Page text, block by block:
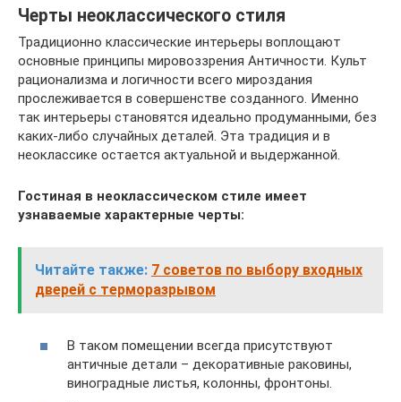
Черты неоклассического стиля
Традиционно классические интерьеры воплощают
основные принципы мировоззрения Античности. Культ
рационализма и логичности всего мироздания
прослеживается в совершенстве созданного. Именно
так интерьеры становятся идеально продуманными, без
каких-либо случайных деталей. Эта традиция и в
неоклассике остается актуальной и выдержанной.
Гостиная в неоклассическом стиле имеет
узнаваемые характерные черты:
Читайте также: 7 советов по выбору входных
дверей с терморазрывом
В таком помещении всегда присутствуют
античные детали – декоративные раковины,
виноградные листья, колонны, фронтоны.